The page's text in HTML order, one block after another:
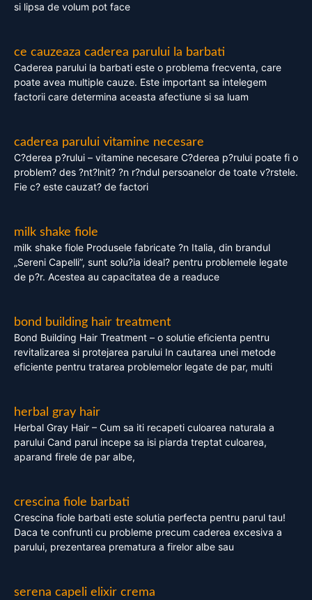
si lipsa de volum pot face
ce cauzeaza caderea parului la barbati
Caderea parului la barbati este o problema frecventa, care
poate avea multiple cauze. Este important sa intelegem
factorii care determina aceasta afectiune si sa luam
caderea parului vitamine necesare
C?derea p?rului – vitamine necesare C?derea p?rului poate fi o
problem? des ?nt?lnit? ?n r?ndul persoanelor de toate v?rstele.
Fie c? este cauzat? de factori
milk shake fiole
milk shake fiole Produsele fabricate ?n Italia, din brandul
„Sereni Capelli”, sunt solu?ia ideal? pentru problemele legate
de p?r. Acestea au capacitatea de a readuce
bond building hair treatment
Bond Building Hair Treatment – o solutie eficienta pentru
revitalizarea si protejarea parului In cautarea unei metode
eficiente pentru tratarea problemelor legate de par, multi
herbal gray hair
Herbal Gray Hair – Cum sa iti recapeti culoarea naturala a
parului Cand parul incepe sa isi piarda treptat culoarea,
aparand firele de par albe,
crescina fiole barbati
Crescina fiole barbati este solutia perfecta pentru parul tau!
Daca te confrunti cu probleme precum caderea excesiva a
parului, prezentarea prematura a firelor albe sau
serena capeli elixir crema